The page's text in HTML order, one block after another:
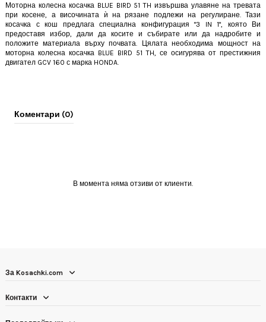
Моторна колесна косачка BLUE BIRD 51 TH извършва улавяне на тревата
при косене, а височината ѝ на рязане подлежи на регулиране. Тази
косачка с кош предлага специална конфигурация "3 IN 1", която Ви
предоставя избор, дали да косите и събирате или да надробите и
положите материала върху почвата. Цялата необходима мощност на
моторна колесна косачка BLUE BIRD 51 TH, се осигурява от престижния
двигател GCV 160 с марка HONDA.
Коментари (0)
В момента няма отзиви от клиенти.
За Kosachki.com
Контакти